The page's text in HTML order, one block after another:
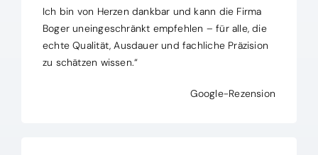
Ich bin von Herzen dankbar und kann die Firma
Boger uneingeschränkt empfehlen – für alle, die
echte Qualität, Ausdauer und fachliche Präzision
zu schätzen wissen.“
Google-Rezension